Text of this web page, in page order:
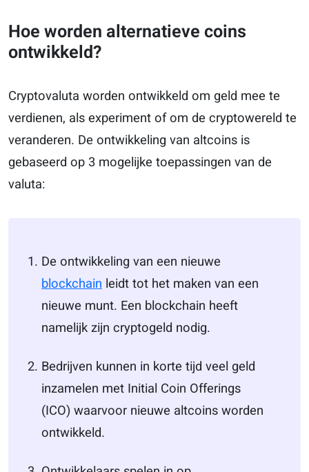
Hoe worden alternatieve coins
ontwikkeld?
Cryptovaluta worden ontwikkeld om geld mee te
verdienen, als experiment of om de cryptowereld te
veranderen. De ontwikkeling van altcoins is
gebaseerd op 3 mogelijke toepassingen van de
valuta:
De ontwikkeling van een nieuwe
blockchain leidt tot het maken van een
nieuwe munt. Een blockchain heeft
namelijk zijn cryptogeld nodig.
Bedrijven kunnen in korte tijd veel geld
inzamelen met Initial Coin Offerings
(ICO) waarvoor nieuwe altcoins worden
ontwikkeld.